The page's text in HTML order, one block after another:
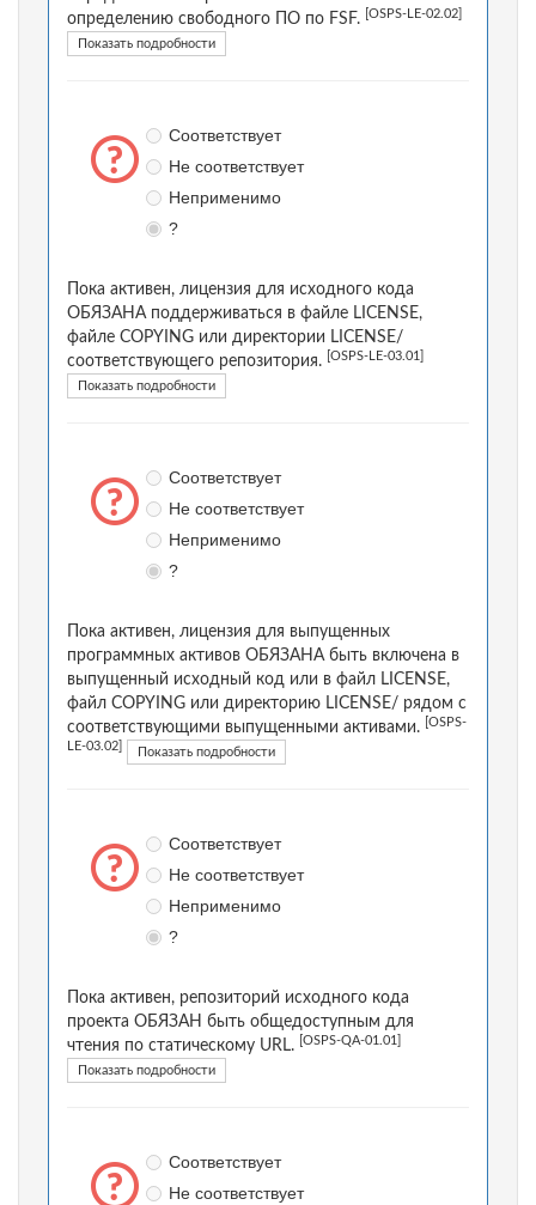
определению свободного ПО по FSF.
[OSPS-LE-02.02]
Показать подробности
Соответствует
Не соответствует
Неприменимо
?
Пока активен, лицензия для исходного кода
ОБЯЗАНА поддерживаться в файле LICENSE,
файле COPYING или директории LICENSE/
соответствующего репозитория.
[OSPS-LE-03.01]
Показать подробности
Соответствует
Не соответствует
Неприменимо
?
Пока активен, лицензия для выпущенных
программных активов ОБЯЗАНА быть включена в
выпущенный исходный код или в файл LICENSE,
файл COPYING или директорию LICENSE/ рядом с
соответствующими выпущенными активами.
[OSPS-
LE-03.02] Показать подробности
Соответствует
Не соответствует
Неприменимо
?
Пока активен, репозиторий исходного кода
проекта ОБЯЗАН быть общедоступным для
чтения по статическому URL.
[OSPS-QA-01.01]
Показать подробности
Соответствует
Не соответствует